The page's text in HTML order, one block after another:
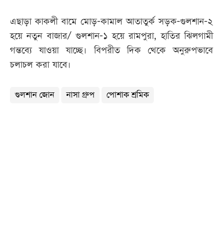
এছাড়া কাকলী বামে মোড়-কামাল আতাতুর্ক সড়ক-গুলশান-২
হয়ে নতুন বাজার/ গুলশান-১ হয়ে রামপুরা, হাতির ঝিলগামী
গন্তব্যে যাওয়া যাচ্ছে। বিপরীত দিক থেকে অনুরুপভাবে
চলাচল করা যাবে।
গুলশান জোন নাসা গ্রুপ পোশাক শ্রমিক